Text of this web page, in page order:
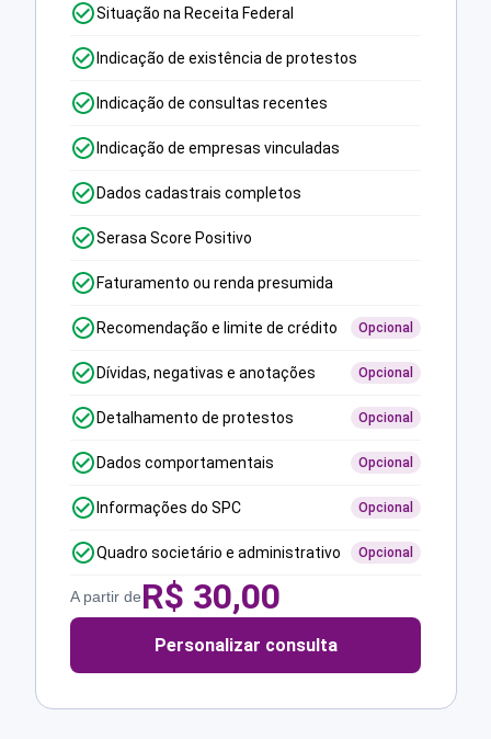
Situação na Receita Federal
Indicação de existência de protestos
Indicação de consultas recentes
Indicação de empresas vinculadas
Dados cadastrais completos
Serasa Score Positivo
Faturamento ou renda presumida
Recomendação e limite de crédito Opcional
Dívidas, negativas e anotações Opcional
Detalhamento de protestos Opcional
Dados comportamentais Opcional
Informações do SPC Opcional
Quadro societário e administrativo Opcional
A partir deR$ 30,00
Personalizar consulta